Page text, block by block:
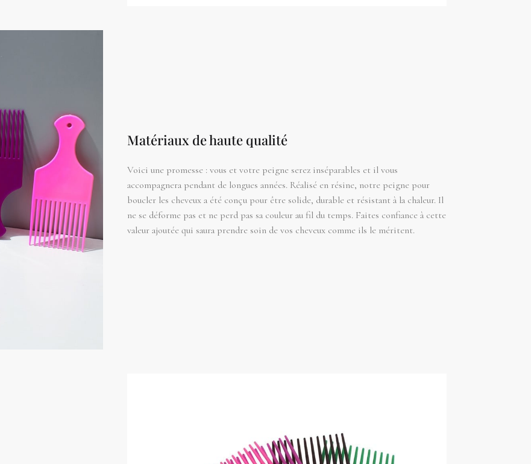
Matériaux de haute qualité
Voici une promesse : vous et votre peigne serez inséparables et il vous
accompagnera pendant de longues années. Réalisé en résine, notre peigne pour
boucler les cheveux a été conçu pour être solide, durable et résistant à la chaleur. Il
ne se déforme pas et ne perd pas sa couleur au fil du temps. Faites confiance à cette
valeur ajoutée qui saura prendre soin de vos cheveux comme ils le méritent.